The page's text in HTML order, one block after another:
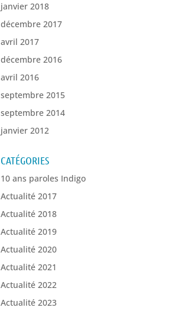
janvier 2018
décembre 2017
avril 2017
décembre 2016
avril 2016
septembre 2015
septembre 2014
janvier 2012
CATÉGORIES
10 ans paroles Indigo
Actualité 2017
Actualité 2018
Actualité 2019
Actualité 2020
Actualité 2021
Actualité 2022
Actualité 2023